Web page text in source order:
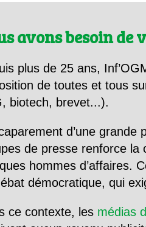
avons besoin de
plus de 25 ans,
de toutes et tous
biotech, brevet...).
d’une
de presse renforce la
hommes d’affaires.
démocratique, qui
ce contexte, les médias